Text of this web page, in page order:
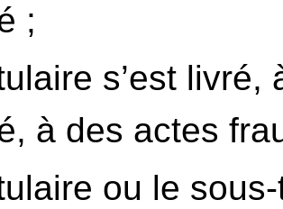
;
s’est livré,
à des actes
ou le